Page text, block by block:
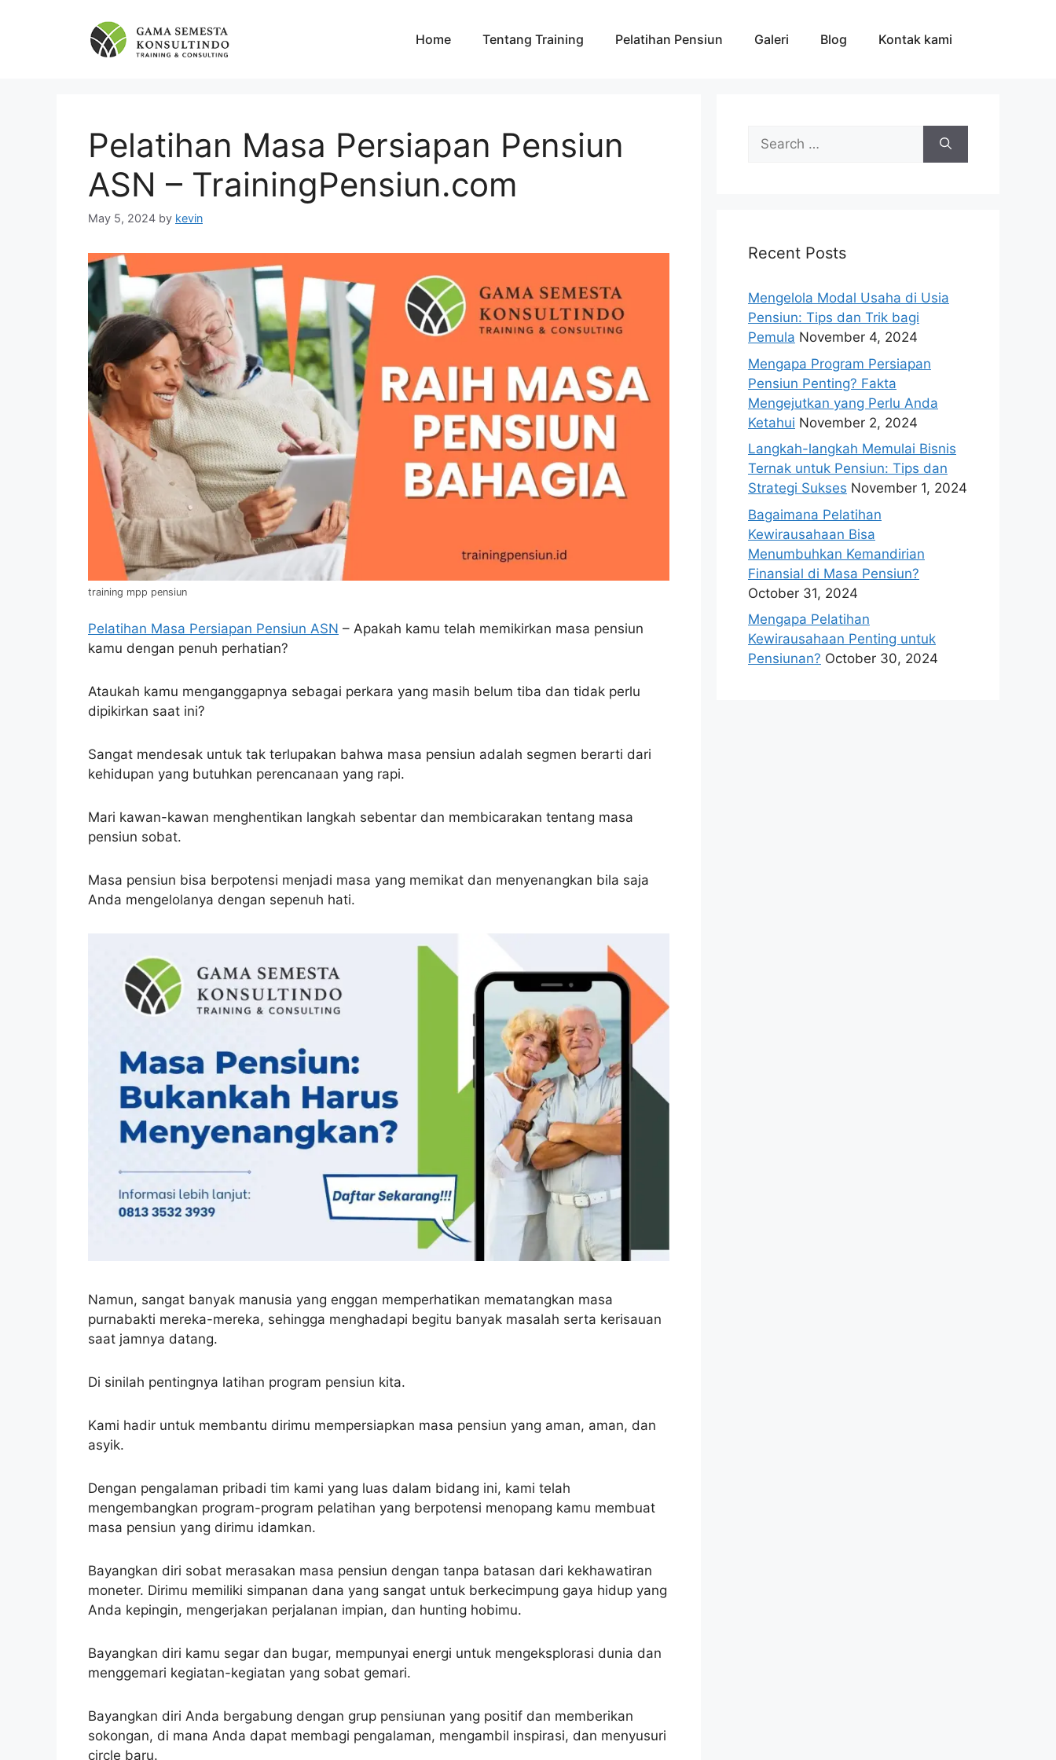
Home Tentang Training Pelatihan Pensiun Galeri Blog Kontak kami
Pelatihan Masa Persiapan Pensiun
ASN – TrainingPensiun.com
May 5, 2024 by kevin
training mpp pensiun
Pelatihan Masa Persiapan Pensiun ASN – Apakah kamu telah memikirkan masa pensiun
kamu dengan penuh perhatian?
Ataukah kamu menganggapnya sebagai perkara yang masih belum tiba dan tidak perlu
dipikirkan saat ini?
Sangat mendesak untuk tak terlupakan bahwa masa pensiun adalah segmen berarti dari
kehidupan yang butuhkan perencanaan yang rapi.
Mari kawan-kawan menghentikan langkah sebentar dan membicarakan tentang masa
pensiun sobat.
Masa pensiun bisa berpotensi menjadi masa yang memikat dan menyenangkan bila saja
Anda mengelolanya dengan sepenuh hati.
Namun, sangat banyak manusia yang enggan memperhatikan mematangkan masa
purnabakti mereka-mereka, sehingga menghadapi begitu banyak masalah serta kerisauan
saat jamnya datang.
Di sinilah pentingnya latihan program pensiun kita.
Kami hadir untuk membantu dirimu mempersiapkan masa pensiun yang aman, aman, dan
asyik.
Dengan pengalaman pribadi tim kami yang luas dalam bidang ini, kami telah
mengembangkan program-program pelatihan yang berpotensi menopang kamu membuat
masa pensiun yang dirimu idamkan.
Bayangkan diri sobat merasakan masa pensiun dengan tanpa batasan dari kekhawatiran
moneter. Dirimu memiliki simpanan dana yang sangat untuk berkecimpung gaya hidup yang
Anda kepingin, mengerjakan perjalanan impian, dan hunting hobimu.
Bayangkan diri kamu segar dan bugar, mempunyai energi untuk mengeksplorasi dunia dan
menggemari kegiatan-kegiatan yang sobat gemari.
Bayangkan diri Anda bergabung dengan grup pensiunan yang positif dan memberikan
sokongan, di mana Anda dapat membagi pengalaman, mengambil inspirasi, dan menyusuri
circle baru.
Search
for:
Recent Posts
Mengelola Modal Usaha di Usia
Pensiun: Tips dan Trik bagi
Pemula November 4, 2024
Mengapa Program Persiapan
Pensiun Penting? Fakta
Mengejutkan yang Perlu Anda
Ketahui November 2, 2024
Langkah-langkah Memulai Bisnis
Ternak untuk Pensiun: Tips dan
Strategi Sukses November 1, 2024
Bagaimana Pelatihan
Kewirausahaan Bisa
Menumbuhkan Kemandirian
Finansial di Masa Pensiun?
October 31, 2024
Mengapa Pelatihan
Kewirausahaan Penting untuk
Pensiunan? October 30, 2024